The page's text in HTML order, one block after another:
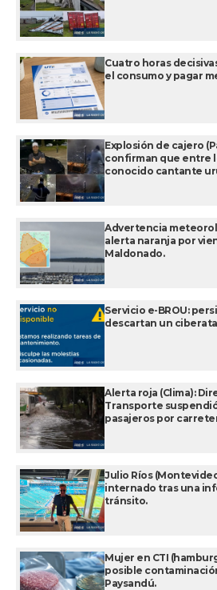
Cuatro horas
el consumo y pagar
Explosión de cajero
confirman que entre
conocido cantante
Advertencia
alerta naranja por
Maldonado.
Servicio e-BROU:
descartan un
Alerta roja (Clima):
Transporte
pasajeros por
Julio Ríos
internado tras una
tránsito.
Mujer en CTI
posible
Paysandú.